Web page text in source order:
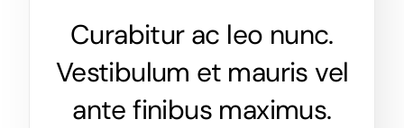
Curabitur ac leo nunc.
Vestibulum et mauris vel
ante finibus maximus.